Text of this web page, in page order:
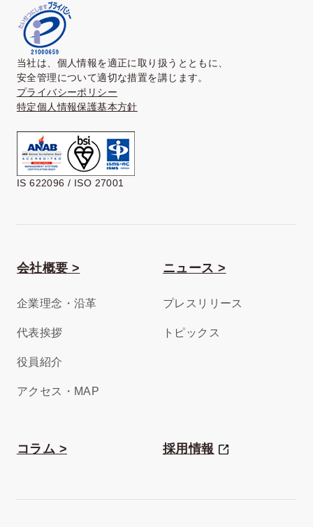
当社は、個人情報を適正に取り扱うとともに、
安全管理について適切な措置を講じます。
プライバシーポリシー
特定個人情報保護基本方針
IS 622096 / ISO 27001
会社概要 >
企業理念・沿革
代表挨拶
役員紹介
アクセス・MAP
ニュース >
プレスリリース
トピックス
コラム > 採用情報